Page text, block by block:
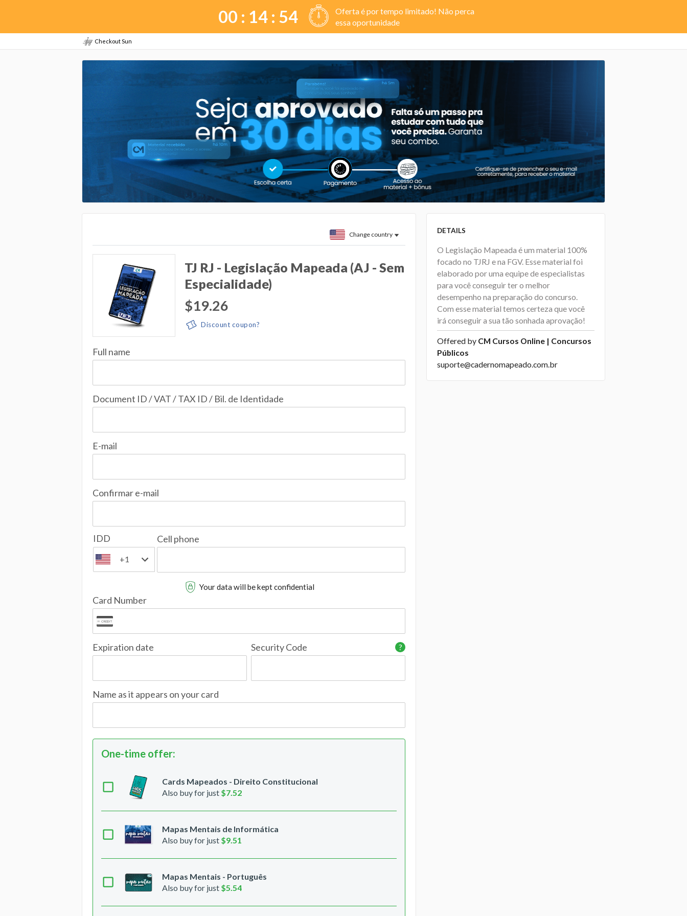
00 : 14: 53
Oferta é por tempo limitado! Não perca
essa oportunidade
Checkout Sun
Change country
TJ RJ - Legislação Mapeada (AJ - Sem
Especialidade)
$19.26
Discount coupon?
Full name
Document ID / VAT / TAX ID / Bil. de Identidade
E-mail
Confirmar e-mail
IDD
+1
Cell phone
Your data will be kept confidential
Card Number
Expiration date ?
Security Code
Name as it appears on your card
One-time offer:
Cards Mapeados - Direito Constitucional
Also buy for just $7.52
Mapas Mentais de Informática
Also buy for just $9.51
Mapas Mentais - Português
Also buy for just $5.54
DETAILS
O Legislação Mapeada é um material 100%
focado no TJRJ e na FGV. Esse material foi
elaborado por uma equipe de especialistas
para você conseguir ter o melhor
desempenho na preparação do concurso.
Com esse material temos certeza que você
irá conseguir a sua tão sonhada aprovação!
Offered by CM Cursos Online | Concursos
Públicos
suporte@cadernomapeado.com.br